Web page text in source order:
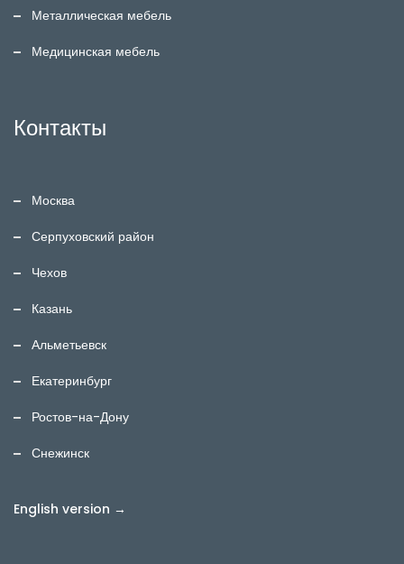
Металлическая мебель
Медицинская мебель
Контакты
Москва
Серпуховский район
Чехов
Казань
Альметьевск
Екатеринбург
Ростов-на-Дону
Снежинск
English version →